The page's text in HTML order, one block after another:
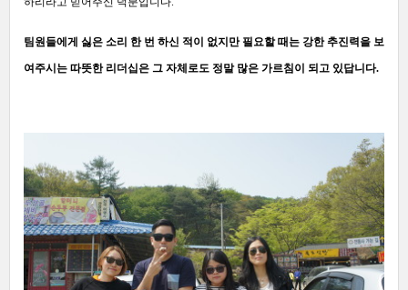
팀원들에게 싫은 소리 한 번 하신 적이 없지만 필요할 때는 강한 추진력을 보
여주시는 따뜻한 리더십은 그 자체로도 정말 많은 가르침이 되고 있답니다.